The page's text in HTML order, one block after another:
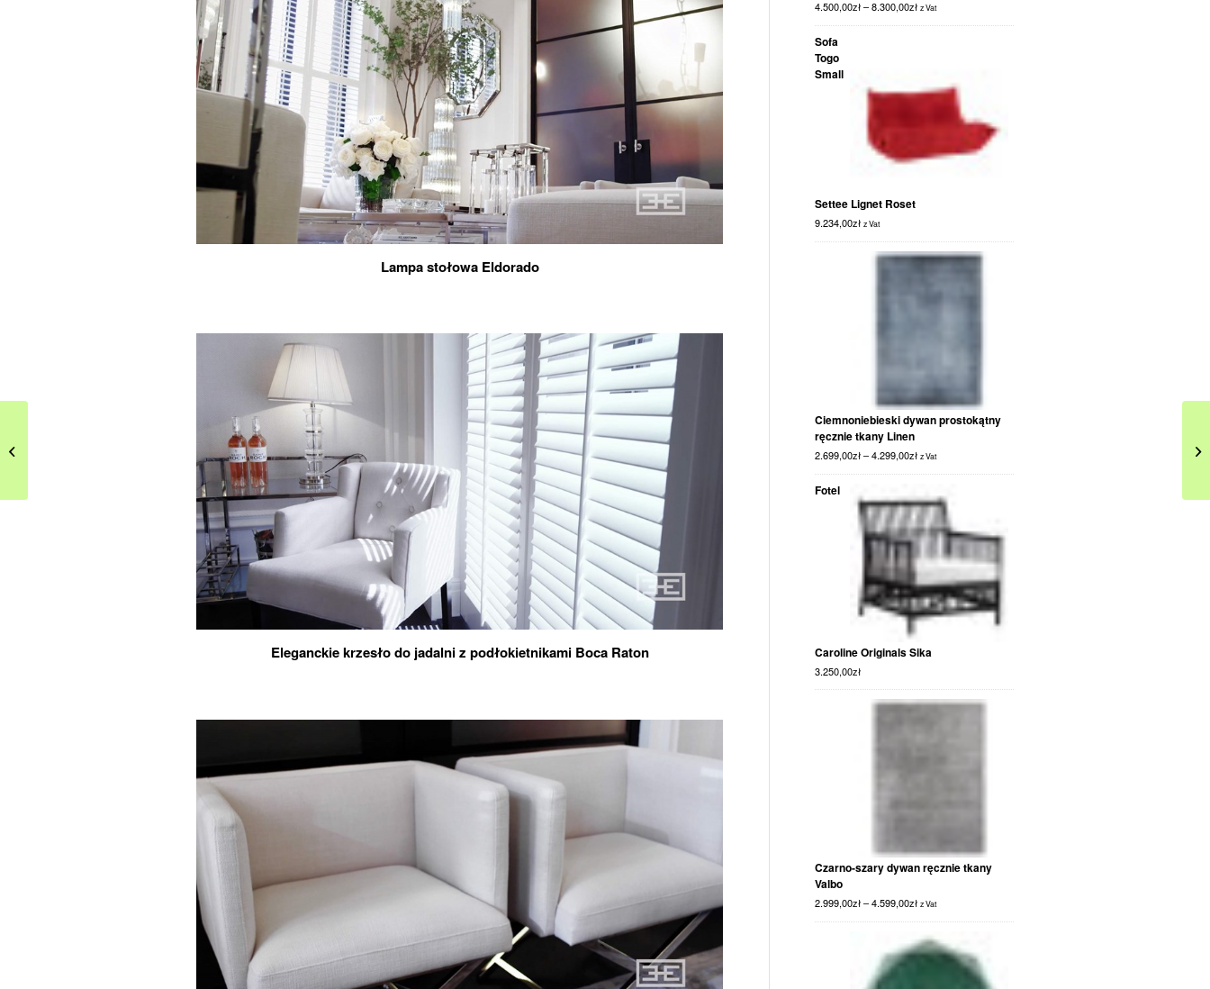
Lampa stołowa Eldorado
Eleganckie krzesło do jadalni z podłokietnikami Boca Raton
4.500,00zł–8.300,00zł z Vat
Sofa
Togo
Small
Settee Lignet Roset
9.234,00zł z Vat
Ciemnoniebieski dywan prostokątny
ręcznie tkany Linen
2.699,00zł–4.299,00zł z Vat
Fotel
Caroline Originals Sika
3.250,00zł
Czarno-szary dywan ręcznie tkany
Valbo
2.999,00zł–4.599,00zł z Vat